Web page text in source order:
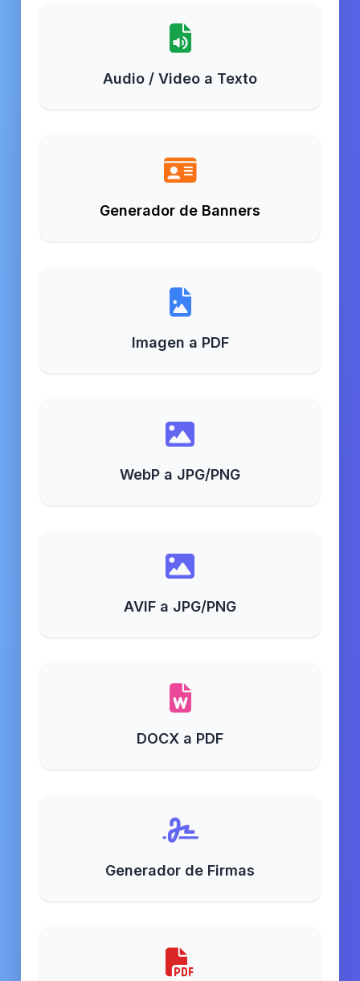
Audio / Video a Texto
Generador de Banners
Imagen a PDF
WebP a JPG/PNG
AVIF a JPG/PNG
DOCX a PDF
Generador de Firmas